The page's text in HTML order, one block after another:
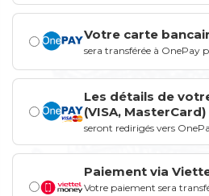
Votre carte
sera transférée à OnePay
Les détails de
(VISA, MasterCard)
seront redirigés vers
Paiement via
Votre paiement sera